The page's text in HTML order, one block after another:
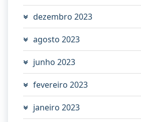
dezembro 2023
agosto 2023
junho 2023
fevereiro 2023
janeiro 2023